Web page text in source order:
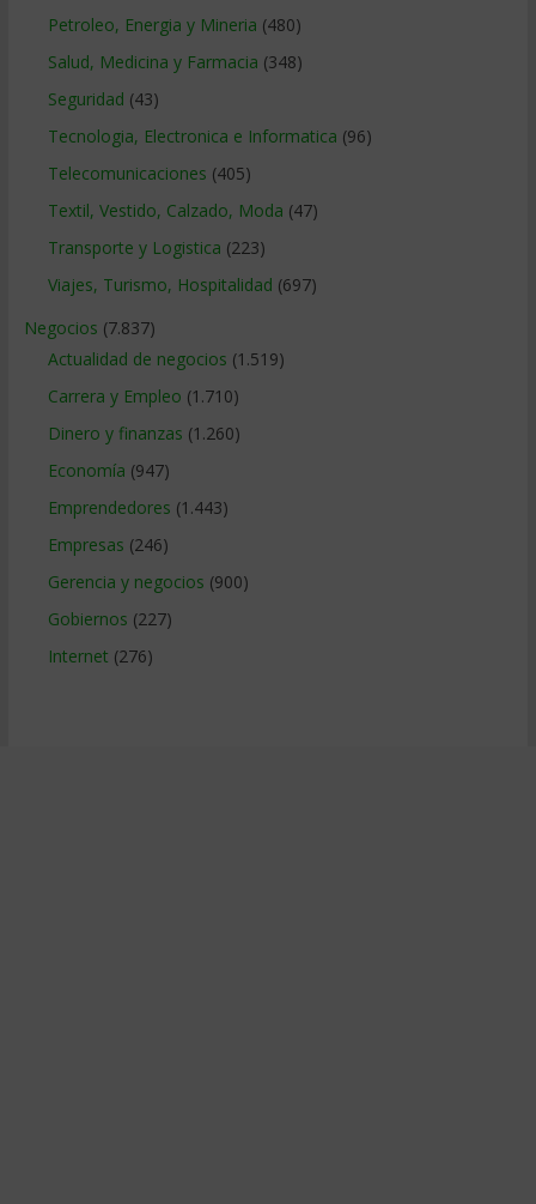
Petroleo, Energia y Mineria (480)
Salud, Medicina y Farmacia (348)
Seguridad (43)
Tecnologia, Electronica e Informatica (96)
Telecomunicaciones (405)
Textil, Vestido, Calzado, Moda (47)
Transporte y Logistica (223)
Viajes, Turismo, Hospitalidad (697)
Negocios (7.837)
Actualidad de negocios (1.519)
Carrera y Empleo (1.710)
Dinero y finanzas (1.260)
Economía (947)
Emprendedores (1.443)
Empresas (246)
Gerencia y negocios (900)
Gobiernos (227)
Internet (276)